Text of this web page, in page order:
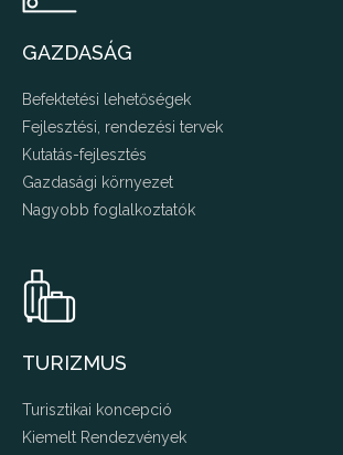
GAZDASÁG
Befektetési lehetőségek
Fejlesztési, rendezési tervek
Kutatás-fejlesztés
Gazdasági környezet
Nagyobb foglalkoztatók
TURIZMUS
Turisztikai koncepció
Kiemelt Rendezvények